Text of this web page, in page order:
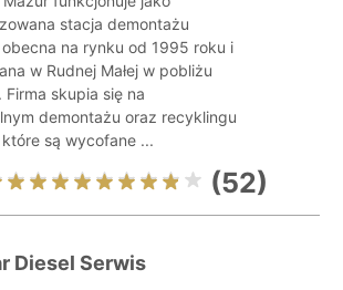
stacja demontażu
na rynku od 1995 roku i
w Rudnej Małej w pobliżu
Firma skupia się na
demontażu oraz recyklingu
są wycofane ...
(52)
Diesel Serwis